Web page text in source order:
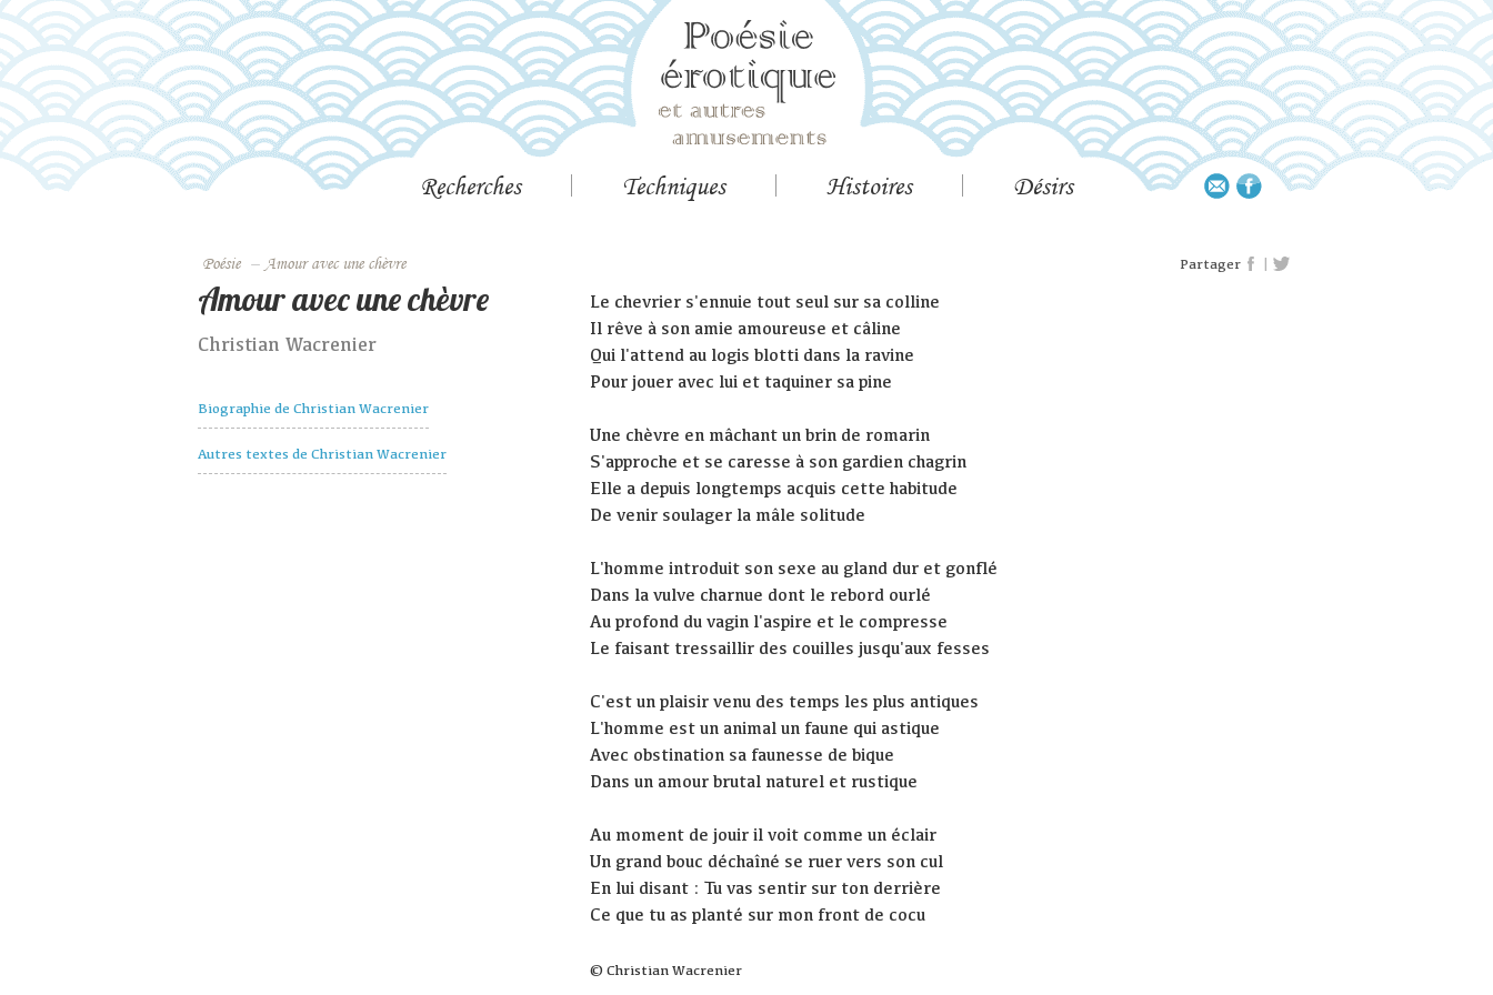
Recherches Techniques Histoires Désirs
Poésie – Amour avec une chèvre Partager |
Amour avec une chèvre
Christian Wacrenier
Biographie de Christian Wacrenier
Autres textes de Christian Wacrenier
Le chevrier s'ennuie tout seul sur sa colline
Il rêve à son amie amoureuse et câline
Qui l'attend au logis blotti dans la ravine
Pour jouer avec lui et taquiner sa pine
Une chèvre en mâchant un brin de romarin
S'approche et se caresse à son gardien chagrin
Elle a depuis longtemps acquis cette habitude
De venir soulager la mâle solitude
L'homme introduit son sexe au gland dur et gonflé
Dans la vulve charnue dont le rebord ourlé
Au profond du vagin l'aspire et le compresse
Le faisant tressaillir des couilles jusqu'aux fesses
C'est un plaisir venu des temps les plus antiques
L'homme est un animal un faune qui astique
Avec obstination sa faunesse de bique
Dans un amour brutal naturel et rustique
Au moment de jouir il voit comme un éclair
Un grand bouc déchaîné se ruer vers son cul
En lui disant : Tu vas sentir sur ton derrière
Ce que tu as planté sur mon front de cocu
© Christian Wacrenier